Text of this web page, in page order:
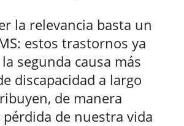
la relevancia basta un
estos trastornos ya
segunda causa más
discapacidad a largo
de manera
pérdida de nuestra vida